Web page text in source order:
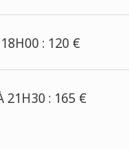
: 120 €
21H30 : 165 €